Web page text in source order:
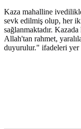
Kaza mahalline
sevk edilmiş olup, her
sağlanmaktadır. Kazada
Allah'tan rahmet,
duyurulur." ifadeleri yer